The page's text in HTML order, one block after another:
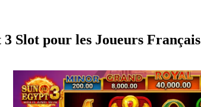
Slot pour les Joueurs Français